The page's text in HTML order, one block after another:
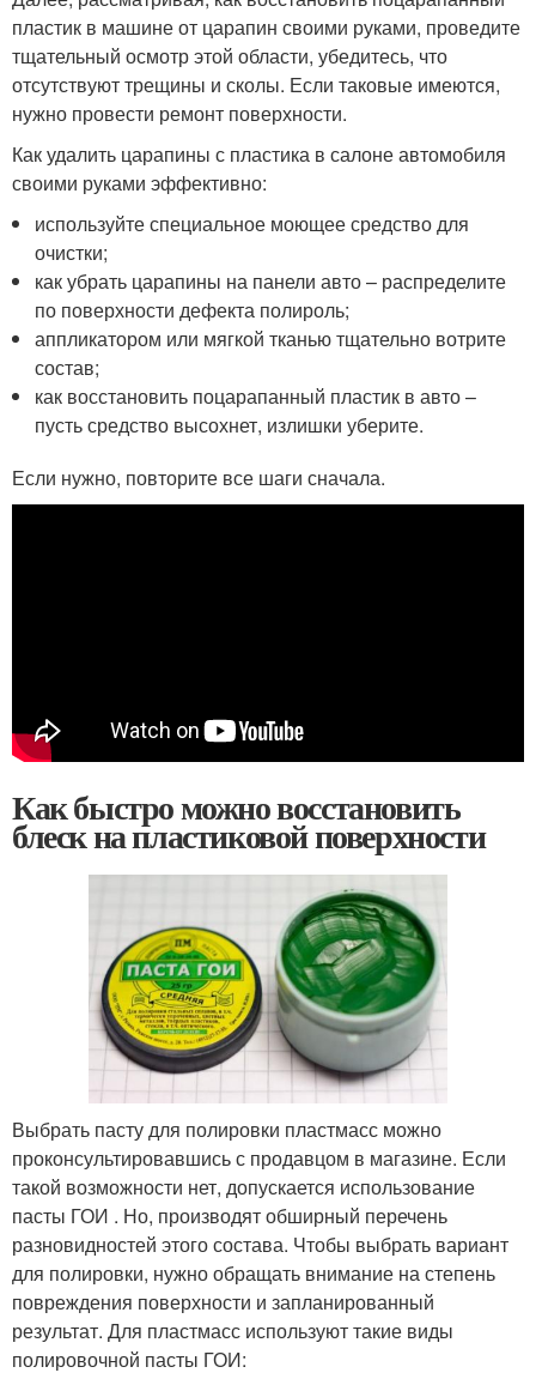
пластик в машине от царапин своими руками, проведите
тщательный осмотр этой области, убедитесь, что
отсутствуют трещины и сколы. Если таковые имеются,
нужно провести ремонт поверхности.
Как удалить царапины с пластика в салоне автомобиля
своими руками эффективно:
используйте специальное моющее средство для
очистки;
как убрать царапины на панели авто – распределите
по поверхности дефекта полироль;
аппликатором или мягкой тканью тщательно вотрите
состав;
как восстановить поцарапанный пластик в авто –
пусть средство высохнет, излишки уберите.
Если нужно, повторите все шаги сначала.
Как быстро можно восстановить
блеск на пластиковой поверхности
Выбрать пасту для полировки пластмасс можно
проконсультировавшись с продавцом в магазине. Если
такой возможности нет, допускается использование
пасты ГОИ . Но, производят обширный перечень
разновидностей этого состава. Чтобы выбрать вариант
для полировки, нужно обращать внимание на степень
повреждения поверхности и запланированный
результат. Для пластмасс используют такие виды
полировочной пасты ГОИ: